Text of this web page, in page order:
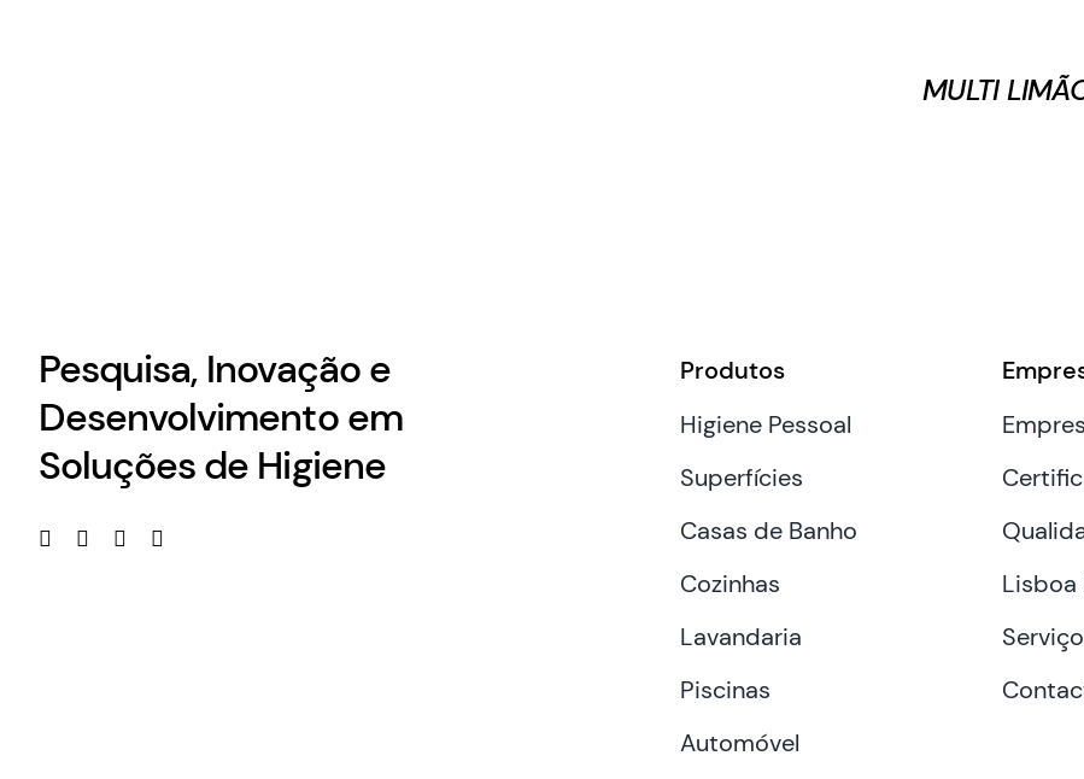
MULTI
Pesquisa, Inovação e
Desenvolvimento em
Soluções de Higiene
Produtos
Higiene Pessoal
Superfícies
Casas de Banho
Cozinhas
Lavandaria
Piscinas
Automóvel